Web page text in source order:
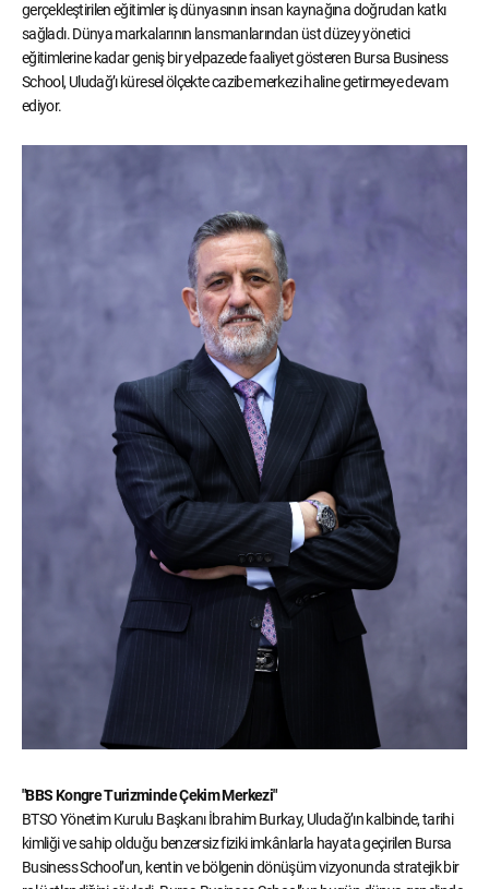
gerçekleştirilen eğitimler iş dünyasının insan kaynağına doğrudan katkı
sağladı. Dünya markalarının lansmanlarından üst düzey yönetici
eğitimlerine kadar geniş bir yelpazede faaliyet gösteren Bursa Business
School, Uludağ’ı küresel ölçekte cazibe merkezi haline getirmeye devam
ediyor.
"BBS Kongre Turizminde Çekim Merkezi"
BTSO Yönetim Kurulu Başkanı İbrahim Burkay, Uludağ’ın kalbinde, tarihi
kimliği ve sahip olduğu benzersiz fiziki imkânlarla hayata geçirilen Bursa
Business School’un, kentin ve bölgenin dönüşüm vizyonunda stratejik bir